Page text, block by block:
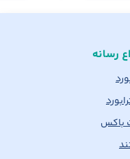
رسانه
باکس